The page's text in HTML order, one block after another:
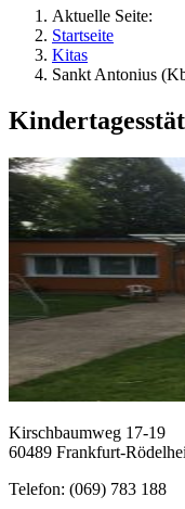
Aktuelle Seite:
Startseite
Kitas
Sankt Antonius
Kirschbaumweg 17-19
60489 Frankfurt-
Telefon: (069) 783 188